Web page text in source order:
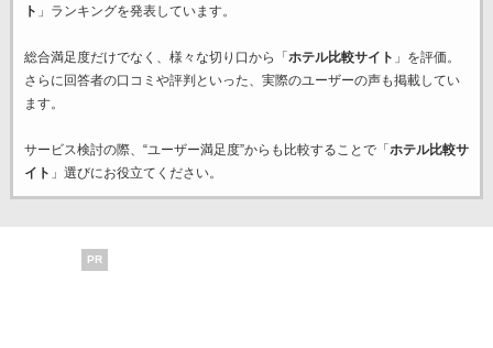
ト 」ランキングを発表しています。
総合満足度だけでなく、様々な切り口から「 ホテル比較サイト 」を評価。
さらに回答者の口コミや評判といった、実際のユーザーの声も掲載してい
ます。
サービス検討の際、“ユーザー満足度”からも比較することで「 ホテル比較サ
イト 」選びにお役立てください。
PR